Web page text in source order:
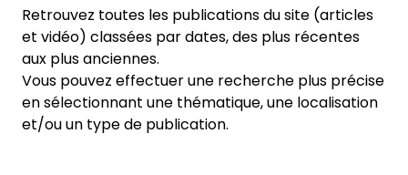
Retrouvez toutes les publications du site (articles
et vidéo) classées par dates, des plus récentes
aux plus anciennes.
Vous pouvez effectuer une recherche plus précise
en sélectionnant une thématique, une localisation
et/ou un type de publication.